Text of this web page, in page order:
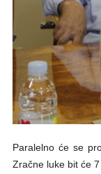
Paralelno će se
Zračne luke bit će